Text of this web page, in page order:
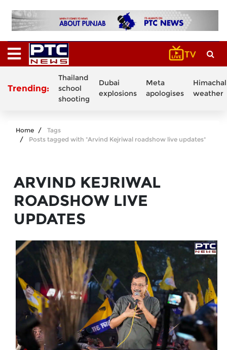
Trending:
Thailand
school
shooting
Dubai
explosions
Meta
apologises
Himachal
weather
Home
Tags
Posts tagged with "Arvind Kejriwal roadshow live updates"
ARVIND KEJRIWAL
ROADSHOW LIVE
UPDATES